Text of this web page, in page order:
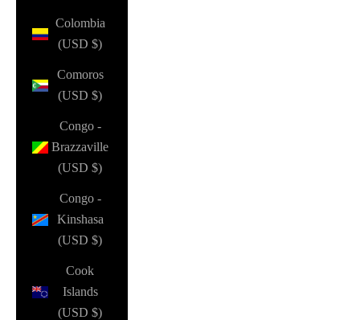
Colombia
(USD $)
Comoros
(USD $)
Congo -
Brazzaville
(USD $)
Congo -
Kinshasa
(USD $)
Cook
Islands
(USD $)